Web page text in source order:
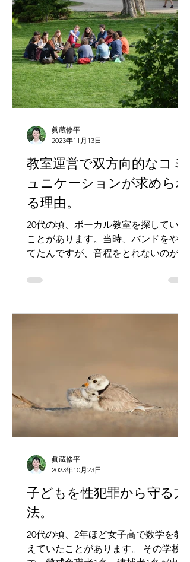
教室運営で双方向的なコミ
ュニケーションが求められ
る理由。
20代の頃、ボーカル教室を探していた
ことがあります。当時、バンドをやっ
てたんですが、音程をとれないのが悩
みでした。
眞蔵修平
2023年11月13日
子どもを性犯罪から守る方
法。
20代の頃、2年ほど女子高で数学を教
えていたことがあります。 その学校
眞蔵修平
2023年10月23日